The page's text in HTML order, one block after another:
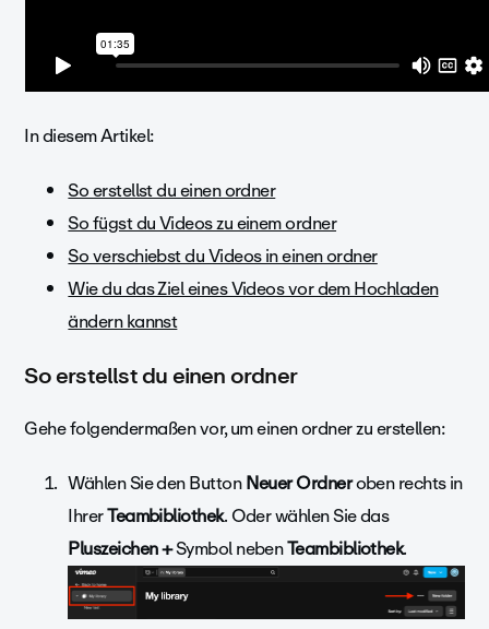
In diesem Artikel:
So erstellst du einen ordner
So fügst du Videos zu einem ordner
So verschiebst du Videos in einen ordner
Wie du das Ziel eines Videos vor dem Hochladen
ändern kannst
So erstellst du einen ordner
Gehe folgendermaßen vor, um einen ordner zu erstellen:
Wählen Sie den ButtonNeuer Ordneroben rechts in
IhrerTeambibliothek. Oder wählen Sie das
Pluszeichen +Symbol nebenTeambibliothek.